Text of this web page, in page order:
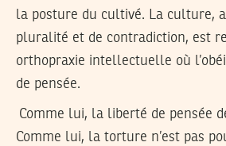
la posture du cultivé. La culture,
pluralité et de contradiction, est
orthopraxie intellectuelle où
de pensée.
Comme lui, la liberté de pensée
Comme lui, la torture n’est pas